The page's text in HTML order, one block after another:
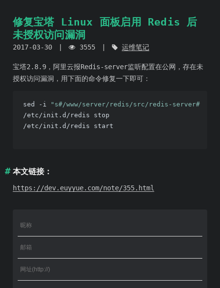
修复宝塔 Linux 面板启用 Redis 后
未授权访问漏洞
2017-03-30 3555 运维笔记
宝塔2.8.9，阿里云报Redis-server监听配置在公网，存在未
授权访问漏洞，用下面的命令修复一下即可：
sed -i
"s#/www/server/redis/src/redis-server#/
/etc/init.d/redis stop
/etc/init.d/redis start
本文链接：
https://dev.euyyue.com/note/355.html